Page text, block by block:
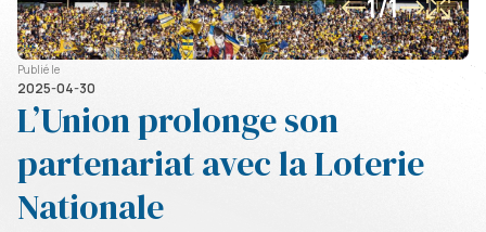
Publié le
2025-04-30
L’Union prolonge son
partenariat avec la Loterie
Nationale